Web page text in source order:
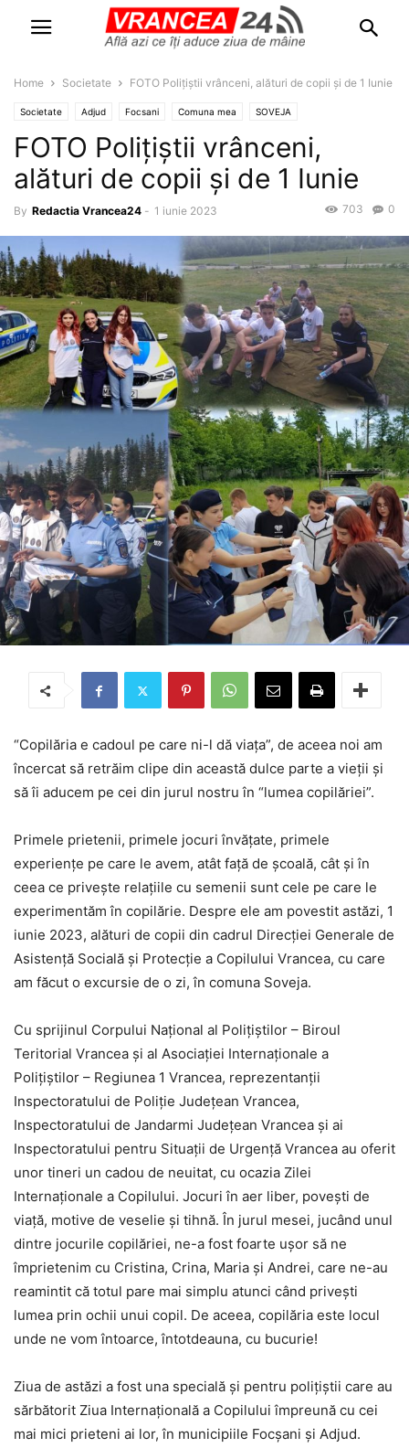
Home Societate FOTO Polițiștii vrânceni, alături de copii și de 1 Iunie
Societate Adjud Focsani Comuna mea SOVEJA
FOTO Polițiștii vrânceni,
alături de copii și de 1 Iunie
By Redactia Vrancea24 - 1 iunie 2023 0
703
“Copilăria e cadoul pe care ni-l dă viața”, de aceea noi am
încercat să retrăim clipe din această dulce parte a vieții și
să îi aducem pe cei din jurul nostru în “lumea copilăriei”.
Primele prietenii, primele jocuri învățate, primele
experiențe pe care le avem, atât față de școală, cât și în
ceea ce privește relațiile cu semenii sunt cele pe care le
experimentăm în copilărie. Despre ele am povestit astăzi, 1
iunie 2023, alături de copii din cadrul Direcției Generale de
Asistență Socială și Protecție a Copilului Vrancea, cu care
am făcut o excursie de o zi, în comuna Soveja.
Cu sprijinul Corpului Național al Polițiștilor – Biroul
Teritorial Vrancea și al Asociației Internaționale a
Polițiștilor – Regiunea 1 Vrancea, reprezentanții
Inspectoratului de Poliție Județean Vrancea,
Inspectoratului de Jandarmi Județean Vrancea și ai
Inspectoratului pentru Situații de Urgență Vrancea au oferit
unor tineri un cadou de neuitat, cu ocazia Zilei
Internaționale a Copilului. Jocuri în aer liber, povești de
viață, motive de veselie și tihnă. În jurul mesei, jucând unul
dintre jocurile copilăriei, ne-a fost foarte ușor să ne
împrietenim cu Cristina, Crina, Maria și Andrei, care ne-au
reamintit că totul pare mai simplu atunci când privești
lumea prin ochii unui copil. De aceea, copilăria este locul
unde ne vom întoarce, întotdeauna, cu bucurie!
Ziua de astăzi a fost una specială și pentru polițiștii care au
sărbătorit Ziua Internațională a Copilului împreună cu cei
mai mici prieteni ai lor, în municipiile Focșani și Adjud.